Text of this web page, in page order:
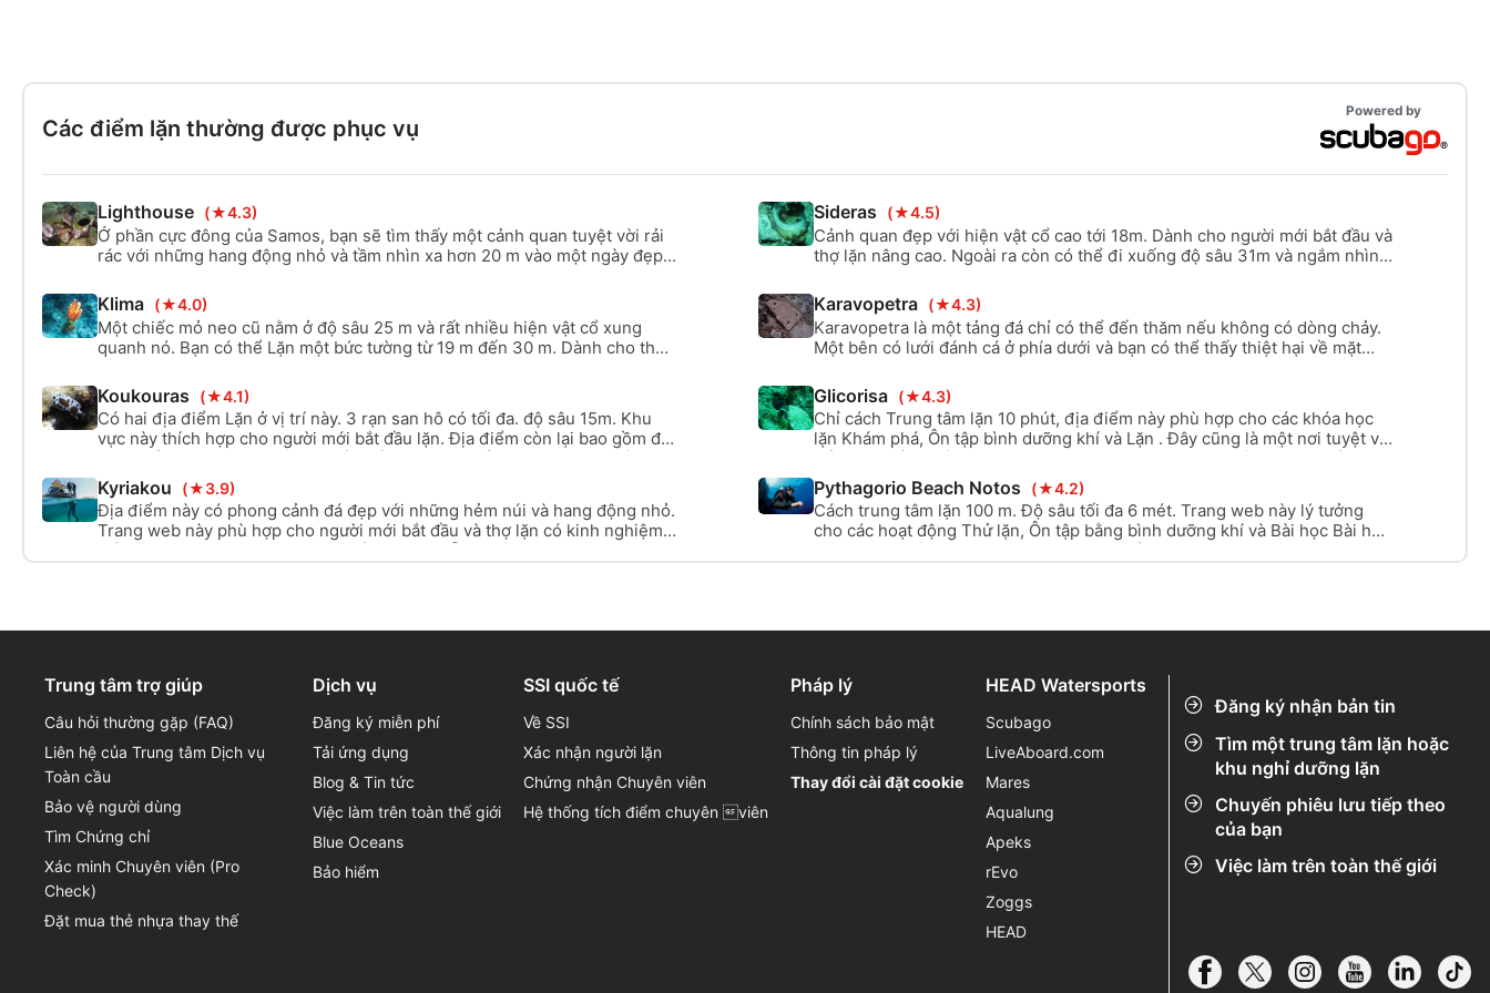
4-6 người, khi đó chúng tôi sẽ vui vẻ tạo ra trải nghiệm được
thực sự thích trải nghiệm này, bạn có thể hỏi chúng tôi về tùy
chọn nâng cấp thẻ có giá trị 6 tháng của bạn lên chứng chỉ lặn
biển trọn đời, có thể hoàn thành đầy đủ ngay sau chuyến đi
Các điểm lặn thường được phục vụ
Powered by
Lighthouse (★4.3)
Ở phần cực đông của Samos, bạn sẽ tìm thấy một cảnh quan tuyệt vời rải
rác với những hang động nhỏ và tầm nhìn xa hơn 20 m vào một ngày đẹp
cao.
Sideras (★4.5)
Cảnh quan đẹp với hiện vật cổ cao tới 18m. Dành cho người mới bắt đầu và
thợ lặn nâng cao. Ngoài ra còn có thể đi xuống độ sâu 31m và ngắm nhìn
Klima (★4.0)
Một chiếc mỏ neo cũ nằm ở độ sâu 25 m và rất nhiều hiện vật cổ xung
quanh nó. Bạn có thể Lặn một bức tường từ 19 m đến 30 m. Dành cho thợ
Karavopetra (★4.3)
Karavopetra là một tảng đá chỉ có thể đến thăm nếu không có dòng chảy.
Một bên có lưới đánh cá ở phía dưới và bạn có thể thấy thiệt hại về mặt
lặn trôi dạt. Địa điểm này phù hợp cho những thợ lặn có kinh nghiệm. Tối
đa. sâu 25m.
Koukouras (★4.1)
Có hai địa điểm Lặn ở vị trí này. 3 rạn san hô có tối đa. độ sâu 15m. Khu
vực này thích hợp cho người mới bắt đầu lặn. Địa điểm còn lại bao gồm đá,
lớn ở độ cao 31m. Dành cho người mới bắt đầu và thợ lặn nâng cao.
Glicorisa (★4.3)
Chỉ cách Trung tâm lặn 10 phút, địa điểm này phù hợp cho các khóa học
lặn Khám phá, Ôn tập bình dưỡng khí và Lặn . Đây cũng là một nơi tuyệt vời
độ sâu từ 8 đến 10 m.
Kyriakou (★3.9)
Địa điểm này có phong cảnh đá đẹp với những hẻm núi và hang động nhỏ.
Trang web này phù hợp cho người mới bắt đầu và thợ lặn có kinh nghiệm.
Pythagorio Beach Notos (★4.2)
Cách trung tâm lặn 100 m. Độ sâu tối đa 6 mét. Trang web này lý tưởng
cho các hoạt động Thử lặn, Ôn tập bằng bình dưỡng khí và Bài học Bài học
Đăng ký nhận bản tin
Tìm một trung tâm lặn hoặc
khu nghỉ dưỡng lặn
Chuyến phiêu lưu tiếp theo
của bạn
Việc làm trên toàn thế giới
Trung tâm trợ giúp
Câu hỏi thường gặp (FAQ)
Liên hệ của Trung tâm Dịch vụ
Toàn cầu
Bảo vệ người dùng
Tìm Chứng chỉ
Xác minh Chuyên viên (Pro
Check)
Đặt mua thẻ nhựa thay thế
Dịch vụ
Đăng ký miễn phí
Tải ứng dụng
Blog & Tin tức
Việc làm trên toàn thế giới
Blue Oceans
Bảo hiểm
SSI quốc tế
Về SSI
Xác nhận người lặn
Chứng nhận Chuyên viên
Hệ thống tích điểm chuyên viên
Pháp lý
Chính sách bảo mật
Thông tin pháp lý
Thay đổi cài đặt cookie
HEAD Watersports
Scubago
LiveAboard.com
Mares
Aqualung
Apeks
rEvo
Zoggs
HEAD